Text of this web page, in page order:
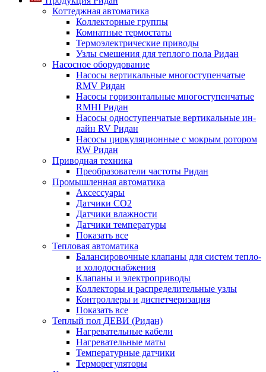
Коттеджная автоматика
Коллекторные группы
Комнатные термостаты
Термоэлектрические приводы
Узлы смешения для теплого пола Ридан
Насосное оборудование
Насосы вертикальные многоступенчатые
RMV Ридан
Насосы горизонтальные многоступенчатые
RMHI Ридан
Насосы одноступенчатые вертикальные ин-
лайн RV Ридан
Насосы циркуляционные с мокрым ротором
RW Ридан
Приводная техника
Преобразователи частоты Ридан
Промышленная автоматика
Аксессуары
Датчики CO2
Датчики влажности
Датчики температуры
Показать все
Тепловая автоматика
Балансировочные клапаны для систем тепло-
и холодоснабжения
Клапаны и электроприводы
Коллекторы и распределительные узлы
Контроллеры и диспетчеризация
Показать все
Теплый пол ДЕВИ (Ридан)
Нагревательные кабели
Нагревательные маты
Температурные датчики
Терморегуляторы